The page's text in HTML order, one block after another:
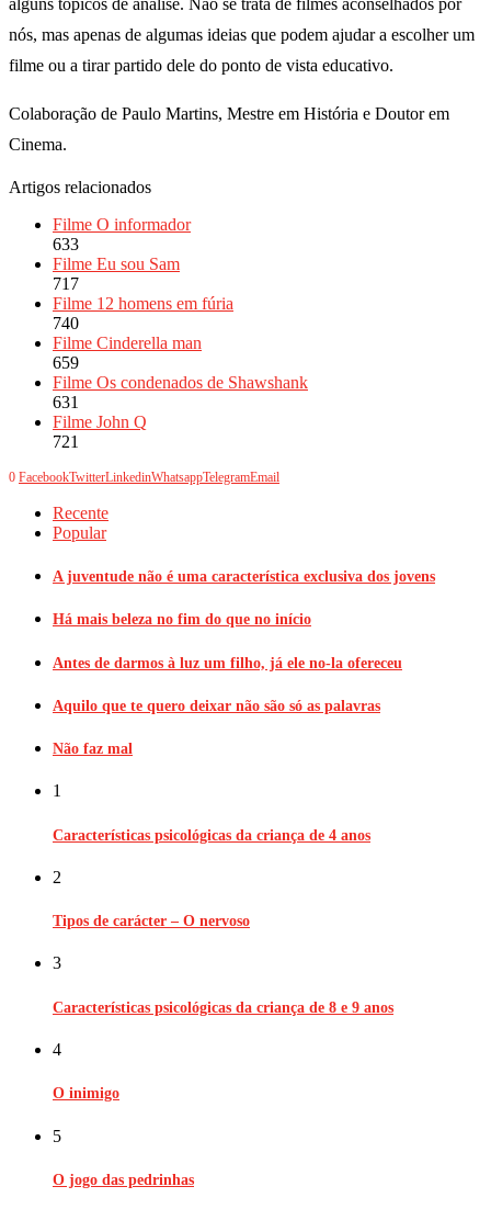
nós, mas apenas de algumas ideias que podem ajudar a escolher um
filme ou a tirar partido dele do ponto de vista educativo.
Colaboração de Paulo Martins, Mestre em História e Doutor em
Cinema.
Artigos relacionados
Filme O informador
633
Filme Eu sou Sam
717
Filme 12 homens em fúria
740
Filme Cinderella man
659
Filme Os condenados de Shawshank
631
Filme John Q
721
0 FacebookTwitterLinkedinWhatsappTelegramEmail
Recente
Popular
A juventude não é uma característica exclusiva dos jovens
Há mais beleza no fim do que no início
Antes de darmos à luz um filho, já ele no-la ofereceu
Aquilo que te quero deixar não são só as palavras
Não faz mal
1
Características psicológicas da criança de 4 anos
2
Tipos de carácter – O nervoso
3
Características psicológicas da criança de 8 e 9 anos
4
O inimigo
5
O jogo das pedrinhas